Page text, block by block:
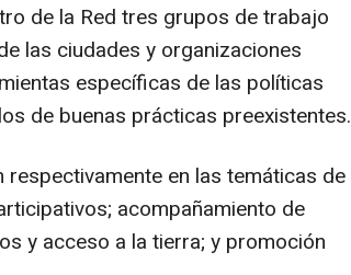
de la Red tres grupos de trabajo
las ciudades y organizaciones
específicas de las políticas
de buenas prácticas preexistentes.
en las temáticas de
acompañamiento de
y acceso a la tierra; y promoción